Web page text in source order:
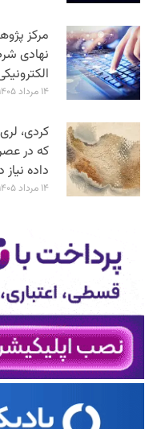
مرکز
۱۴ مرداد ۱۴۰۵
کردی،
که در
داده نیاز
۱۴ مرداد ۱۴۰۵